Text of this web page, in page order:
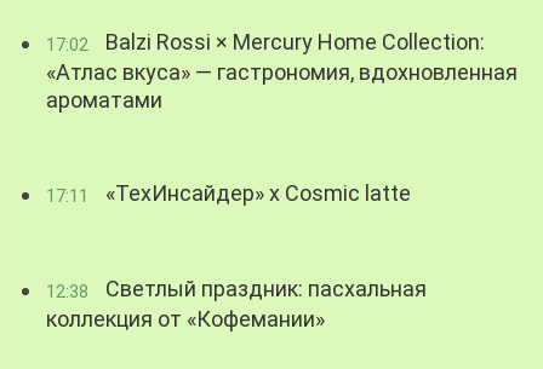
17:02
Balzi Rossi × Mercury Home Collection:
«Атлас вкуса» — гастрономия, вдохновленная
ароматами
17:11 «ТехИнсайдер» х Cosmic latte
12:38
Светлый праздник: пасхальная
коллекция от «Кофемании»